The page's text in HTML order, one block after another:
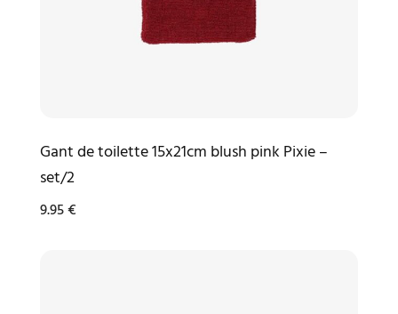
Gant de toilette 15x21cm blush pink Pixie –
set/2
9.95€